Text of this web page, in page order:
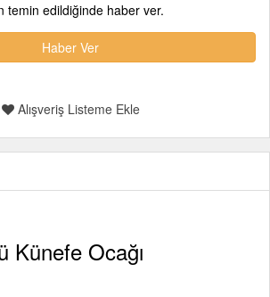
temin edildiğinde haber ver.
Haber Ver
Alışveriş Listeme Ekle
Künefe Ocağı